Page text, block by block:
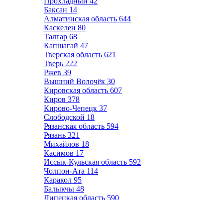
Баксан 14
Алматинская область 644
Каскелен 80
Талгар 68
Капшагай 47
Тверская область 621
Тверь 222
Ржев 39
Вышний Волочёк 30
Кировская область 607
Киров 378
Кирово-Чепецк 37
Слободской 18
Рязанская область 594
Рязань 321
Михайлов 18
Касимов 17
Иссык-Кульская область 592
Чолпон-Ата 114
Каракол 95
Балыкчы 48
Липецкая область 590